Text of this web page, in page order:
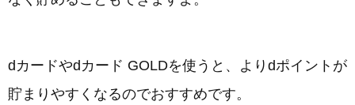
dカードやdカード GOLDを使うと、よりdポイントが
貯まりやすくなるのでおすすめです。